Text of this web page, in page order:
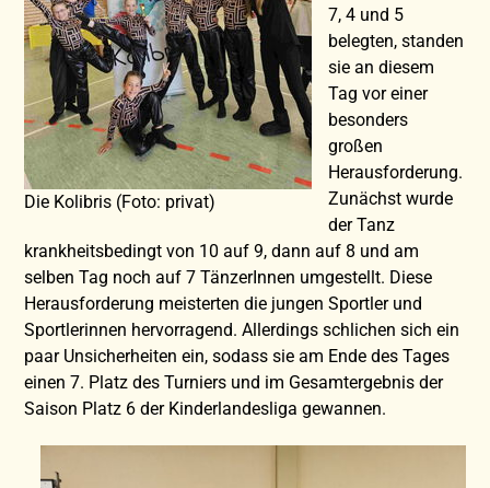
Die Kolibris (Foto: privat)
7, 4 und 5
belegten, standen
sie an diesem
Tag vor einer
besonders
großen
Herausforderung.
Zunächst wurde
der Tanz
krankheitsbedingt von 10 auf 9, dann auf 8 und am
selben Tag noch auf 7 TänzerInnen umgestellt. Diese
Herausforderung meisterten die jungen Sportler und
Sportlerinnen hervorragend. Allerdings schlichen sich ein
paar Unsicherheiten ein, sodass sie am Ende des Tages
einen 7. Platz des Turniers und im Gesamtergebnis der
Saison Platz 6 der Kinderlandesliga gewannen.